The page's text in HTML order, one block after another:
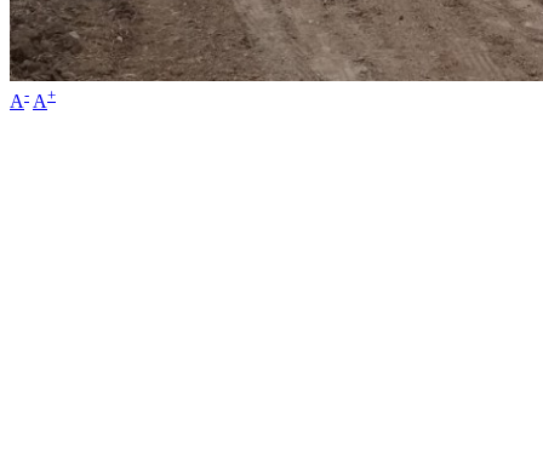
A- A+